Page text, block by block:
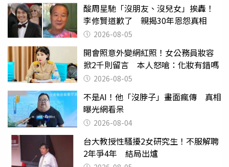
酸周星馳「沒朋友、沒兒女」挨轟！
李修賢道歉了 親揭30年恩怨真相
2026-08-05
開會照意外變網紅照！女公務員妝容
掀2千則留言 本人怒嗆：化妝有錯嗎
2026-08-05
不是AI！他「沒脖子」畫面瘋傳 真相
曝光網看呆
2026-08-04
台大教授性騷擾2女研究生！不服解聘
2年爭4年 結局出爐